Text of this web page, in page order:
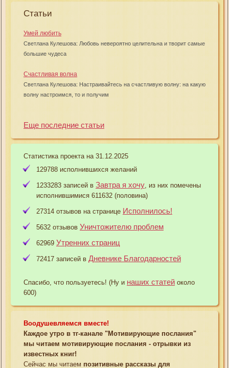
Статьи
Умей любить
Светлана Кулешова: Любовь невероятно целительна и творит самые
большие чудеса
Счастливая волна
Светлана Кулешова: Настраивайтесь на счастливую волну: на какую
волну настроимся, то и получим
Еще последние статьи
Статистика проекта на 31.12.2025
129788 исполнившихся желаний
1233283 записей в Завтра я хочу , из них помечены
исполнившимися 611632 (половина)
27314 отзывов на странице Исполнилось!
5632 отзывов Уничтожителю проблем
62969 Утренних страниц
72417 записей в Дневнике Благодарностей
Спасибо, что пользуетесь! (Ну и наших статей около
600)
Воодушевляемся вместе!
Каждое утро в тг-канале "Мотивирующие послания"
мы читаем мотивирующие послания - отрывки из
известных книг!
Сейчас мы читаем позитивные рассказы для